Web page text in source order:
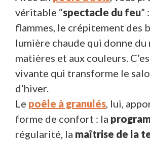
véritable “spectacle du feu”
flammes, le crépitement des
lumière chaude qui donne
matières et aux couleurs.
vivante qui transforme le
d’hiver.
Le poêle à granulés, lui,
forme de confort : la
régularité, la maîtrise de la